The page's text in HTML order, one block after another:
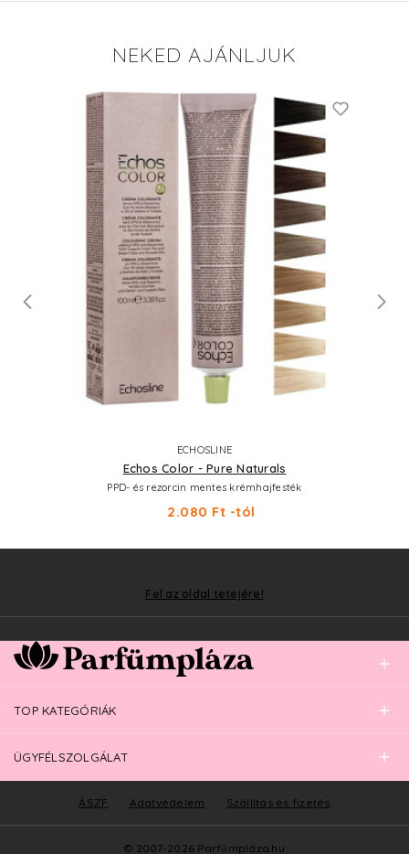
NEKED AJÁNLJUK
ECHOSLINE
Echos Color - Pure Naturals
PPD- és rezorcin mentes krémhajfesték
2.080 Ft -tól
Fel az oldal tetejére!
TOP KATEGÓRIÁK
ÜGYFÉLSZOLGÁLAT
© 2007-2026 Parfümpláza.hu
ÁSZF Adatvédelem Szállítás és fizetés